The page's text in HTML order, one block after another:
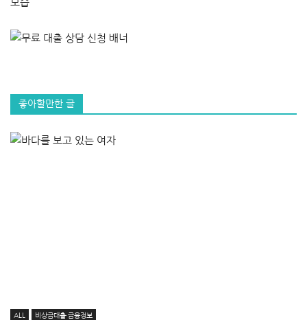
좋아할만한 글
ALL 비상금대출·금융정보